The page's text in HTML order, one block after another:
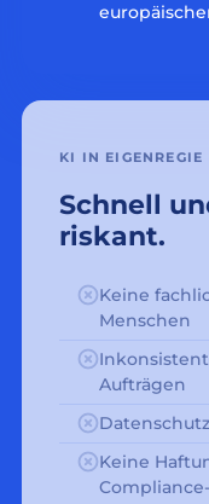
KI IN EIGENREGIE
Schnell
riskant.
Keine
Menschen
Aufträgen
Keine